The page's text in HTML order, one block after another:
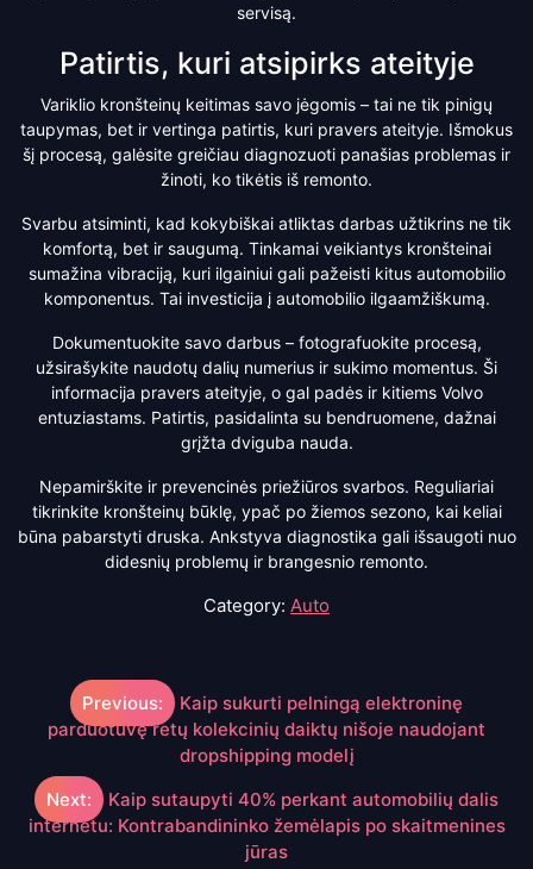
servisą.
Patirtis, kuri atsipirks ateityje
Variklio kronšteinų keitimas savo jėgomis – tai ne tik pinigų
taupymas, bet ir vertinga patirtis, kuri pravers ateityje. Išmokus
šį procesą, galėsite greičiau diagnozuoti panašias problemas ir
žinoti, ko tikėtis iš remonto.
Svarbu atsiminti, kad kokybiškai atliktas darbas užtikrins ne tik
komfortą, bet ir saugumą. Tinkamai veikiantys kronšteinai
sumažina vibraciją, kuri ilgainiui gali pažeisti kitus automobilio
komponentus. Tai investicija į automobilio ilgaamžiškumą.
Dokumentuokite savo darbus – fotografuokite procesą,
užsirašykite naudotų dalių numerius ir sukimo momentus. Ši
informacija pravers ateityje, o gal padės ir kitiems Volvo
entuziastams. Patirtis, pasidalinta su bendruomene, dažnai
grįžta dviguba nauda.
Nepamirškite ir prevencinės priežiūros svarbos. Reguliariai
tikrinkite kronšteinų būklę, ypač po žiemos sezono, kai keliai
būna pabarstyti druska. Ankstyva diagnostika gali išsaugoti nuo
didesnių problemų ir brangesnio remonto.
Category: Auto
Navigacija
tarp
Previous:
Kaip sukurti pelningą elektroninę
parduotuvę retų kolekcinių daiktų nišoje naudojant
dropshipping modelį
Next:
Kaip sutaupyti 40% perkant automobilių dalis
internetu: Kontrabandininko žemėlapis po skaitmenines
jūras